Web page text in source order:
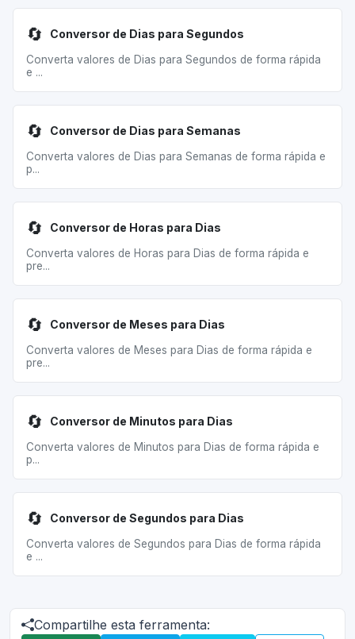
🔄 Conversor de Dias para Segundos
Converta valores de Dias para Segundos de forma rápida
e ...
🔄 Conversor de Dias para Semanas
Converta valores de Dias para Semanas de forma rápida e
p...
🔄 Conversor de Horas para Dias
Converta valores de Horas para Dias de forma rápida e
pre...
🔄 Conversor de Meses para Dias
Converta valores de Meses para Dias de forma rápida e
pre...
🔄 Conversor de Minutos para Dias
Converta valores de Minutos para Dias de forma rápida e
p...
🔄 Conversor de Segundos para Dias
Converta valores de Segundos para Dias de forma rápida
e ...
Compartilhe esta ferramenta: